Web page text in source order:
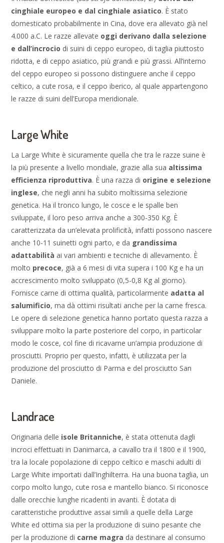
cinghiale europeo e dal cinghiale asiatico. È stato
domesticato probabilmente in Cina, dove era allevato già nel
4.000 a.C. Le razze allevate oggi derivano dalla selezione
e dall’incrocio di suini di ceppo europeo, di taglia piuttosto
ridotta, e di ceppo asiatico, più grandi e più grassi. All’interno
del ceppo europeo si possono distinguere anche il ceppo
celtico, a cute rosa, e il ceppo iberico, al quale appartengono
le razze di suini dell’Europa meridionale.
Large White
La Large White è sicuramente quella che tra le razze suine è
la più presente a livello mondiale, grazie alla sua altissima
efficienza riproduttiva. È una razza di origine e selezione
inglese, che negli anni ha subito moltissima selezione
genetica. Ha il tronco lungo, le cosce e le spalle ben
sviluppate, il loro peso arriva anche a 300-350 Kg. È
caratterizzata da un’elevata prolificità, infatti possono nascere
anche 10-11 suinetti ogni parto, e da grandissima
adattabilità ai vari ambienti e tecniche di allevamento. È
molto precoce, già a 6 mesi di vita supera i 100 Kg e ha un
accrescimento molto sviluppato (0,5-0,8 Kg al giorno).
Fornisce carne di ottima qualità, particolarmente adatta al
salumificio, ma dà ottimi risultati anche per la carne fresca.
Le opere di selezione genetica hanno portato questa razza a
sviluppare molto la parte posteriore del corpo, in particolar
modo le cosce, col fine di ricavarne un’ampia produzione di
prosciutti. Proprio per questo, infatti, è utilizzata per la
produzione del prosciutto di Parma e del prosciutto San
Daniele.
Landrace
Originaria delle isole Britanniche, è stata ottenuta dagli
incroci effettuati in Danimarca, a cavallo tra il 1800 e il 1900,
tra la locale popolazione di ceppo celtico e maschi adulti di
Large White importati dall’Inghilterra. Ha una buona taglia, un
corpo molto lungo, cute rosa e mantello bianco. Si riconosce
dalle orecchie lunghe ricadenti in avanti. È dotata di
caratteristiche produttive assai simili a quelle della Large
White ed ottima sia per la produzione di suino pesante che
per la produzione di carne magra da destinare al consumo